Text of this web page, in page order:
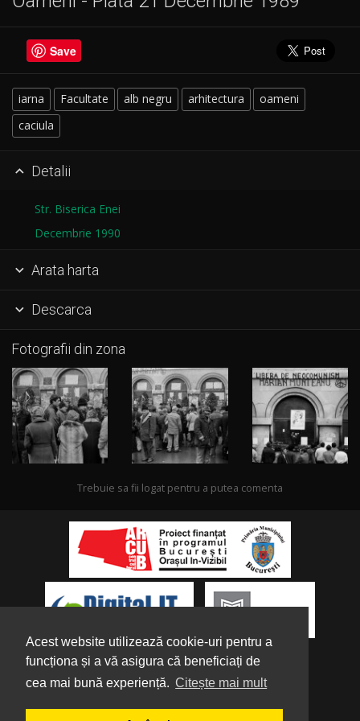
Acest website utilizează cookie-uri pentru a
funcționa și a vă asigura că beneficiați de
cea mai bună experiență. Citește mai mult
Save
iarna Facultate alb negru arhitectura
oameni
caciula
 Detalii
Str. Biserica Enei
Decembrie 1990
 Arata harta
 Descarca
Fotografii din zona
Trebuie sa fii logat pentru a putea comenta